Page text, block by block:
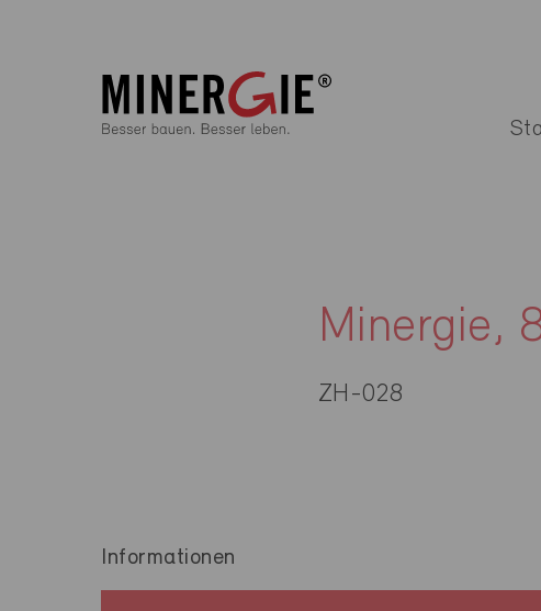
Minergie,
ZH-028
Informationen